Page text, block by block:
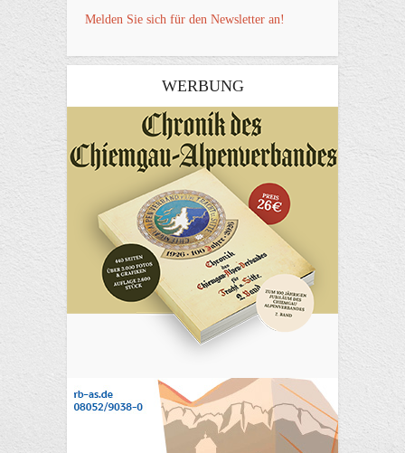
Melden Sie sich für den Newsletter an!
WERBUNG